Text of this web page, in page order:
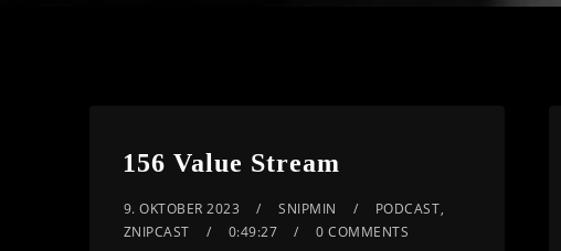
156 Value Stream
9. OKTOBER 2023 SNIPMIN PODCAST,
ZNIPCAST
0:49:27 0 COMMENTS